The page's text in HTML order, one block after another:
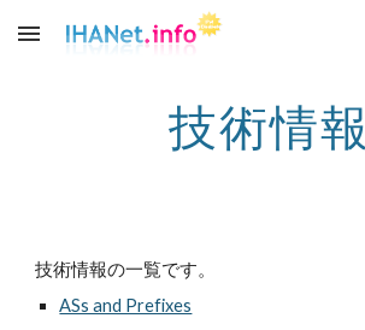
Skip to main content
技術情報
技術情報の一覧です。
ASs and Prefixes